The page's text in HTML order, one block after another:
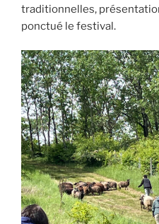
traditionnelles,
ponctué le festival.